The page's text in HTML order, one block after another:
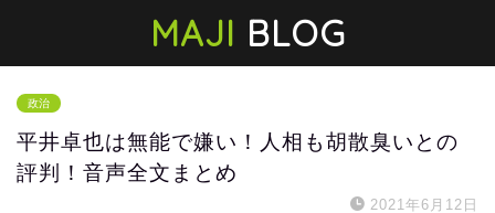
MAJI BLOG
政治
平井卓也は無能で嫌い！人相も胡散臭いとの
評判！音声全文まとめ
2021年6月12日